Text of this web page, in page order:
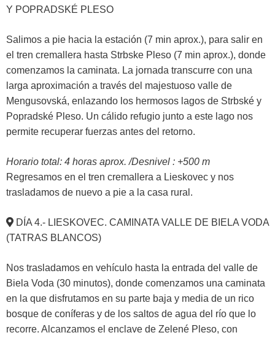
Y POPRADSKÉ PLESO
Salimos a pie hacia la estación (7 min aprox.), para salir en
el tren cremallera hasta Strbske Pleso (7 min aprox.), donde
comenzamos la caminata. La jornada transcurre con una
larga aproximación a través del majestuoso valle de
Mengusovská, enlazando los hermosos lagos de Strbské y
Popradské Pleso. Un cálido refugio junto a este lago nos
permite recuperar fuerzas antes del retorno.
Horario total: 4 horas aprox. /Desnivel : +500 m
Regresamos en el tren cremallera a Lieskovec y nos
trasladamos de nuevo a pie a la casa rural.
DÍA 4.- LIESKOVEC. CAMINATA VALLE DE BIELA VODA
(TATRAS BLANCOS)
Nos trasladamos en vehículo hasta la entrada del valle de
Biela Voda (30 minutos), donde comenzamos una caminata
en la que disfrutamos en su parte baja y media de un rico
bosque de coníferas y de los saltos de agua del río que lo
recorre. Alcanzamos el enclave de Zelené Pleso, con